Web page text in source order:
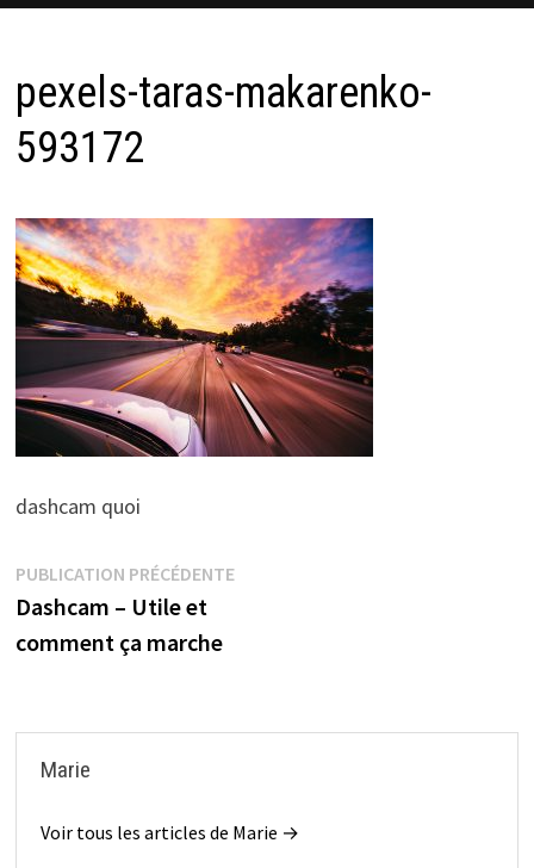
pexels-taras-makarenko-
593172
dashcam quoi
Navigation
de
l’article
PUBLICATION PRÉCÉDENTEPublication
Dashcam – Utile et
comment ça marche
Marie
Voir tous les articles de Marie →